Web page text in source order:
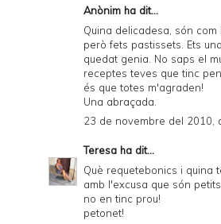
Anònim ha dit...
Quina delicadesa, són com
però fets pastissets. Ets
quedat genia. No saps el
receptes teves que tinc
és que totes m'agraden!
Una abraçada.
23 de novembre del 2010,
Teresa ha dit...
Què requetebonics i quina
amb l'excusa que són
no en tinc prou!
petonet!